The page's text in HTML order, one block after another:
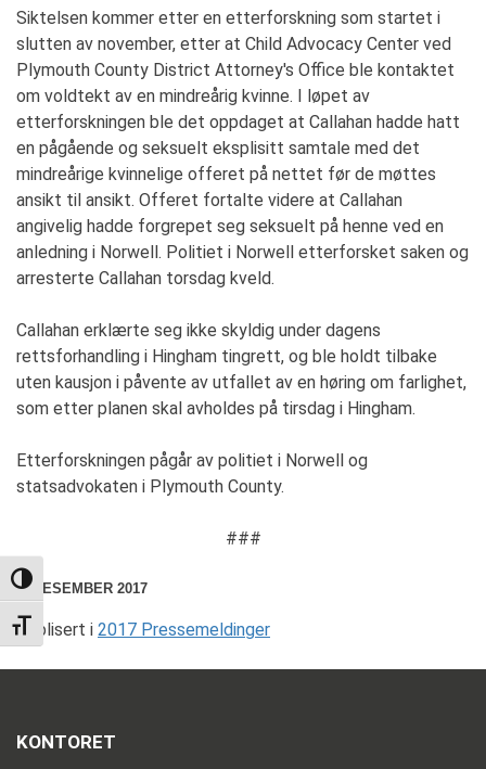
TOGGLE HIGH CONTRAST
TOGGLE FONT SIZE
Siktelsen kommer etter en etterforskning som startet i
slutten av november, etter at Child Advocacy Center ved
Plymouth County District Attorney's Office ble kontaktet
om voldtekt av en mindreårig kvinne. I løpet av
etterforskningen ble det oppdaget at Callahan hadde hatt
en pågående og seksuelt eksplisitt samtale med det
mindreårige kvinnelige offeret på nettet før de møttes
ansikt til ansikt. Offeret fortalte videre at Callahan
angivelig hadde forgrepet seg seksuelt på henne ved en
anledning i Norwell. Politiet i Norwell etterforsket saken og
arresterte Callahan torsdag kveld.
Callahan erklærte seg ikke skyldig under dagens
rettsforhandling i Hingham tingrett, og ble holdt tilbake
uten kausjon i påvente av utfallet av en høring om farlighet,
som etter planen skal avholdes på tirsdag i Hingham.
Etterforskningen pågår av politiet i Norwell og
statsadvokaten i Plymouth County.
###
8. DESEMBER 2017
Publisert i 2017 Pressemeldinger
KONTORET